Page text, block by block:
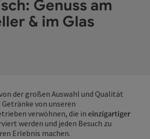
Genuss am
& im Glas
der großen Auswahl und Qualität
Getränke von unseren
verwöhnen, die in einzigartiger
werden und jeden Besuch zu
Erlebnis machen.